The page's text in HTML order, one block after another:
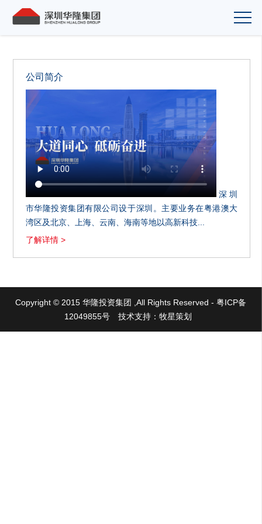
公司简介
深圳
市华隆投资集团有限公司设于深圳。主要业务在粤港澳大
湾区及北京、上海、云南、海南等地以高新科技...
了解详情 >
Copyright © 2015 华隆投资集团 ,All Rights Reserved - 粤ICP备
12049855号
技术支持：牧星策划